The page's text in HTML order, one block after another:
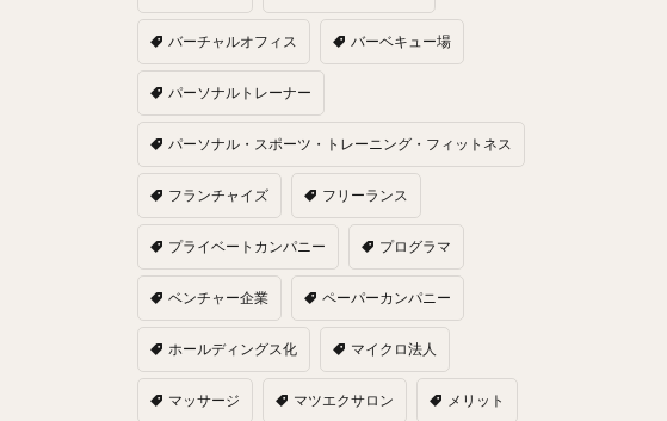
バーチャルオフィス バーベキュー場
パーソナルトレーナー
パーソナル・スポーツ・トレーニング・フィットネス
フランチャイズ フリーランス
プライベートカンパニー プログラマ
ベンチャー企業 ペーパーカンパニー
ホールディングス化 マイクロ法人
マッサージ マツエクサロン メリット